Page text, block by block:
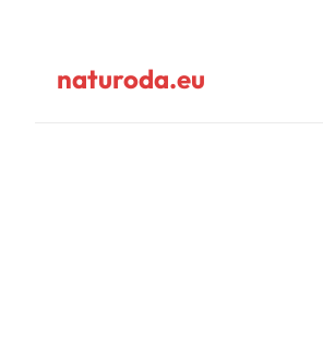
naturoda.eu